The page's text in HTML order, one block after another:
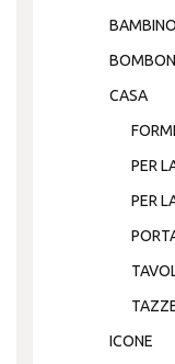
BAMBINO
CASA
PER
PER
ICONE